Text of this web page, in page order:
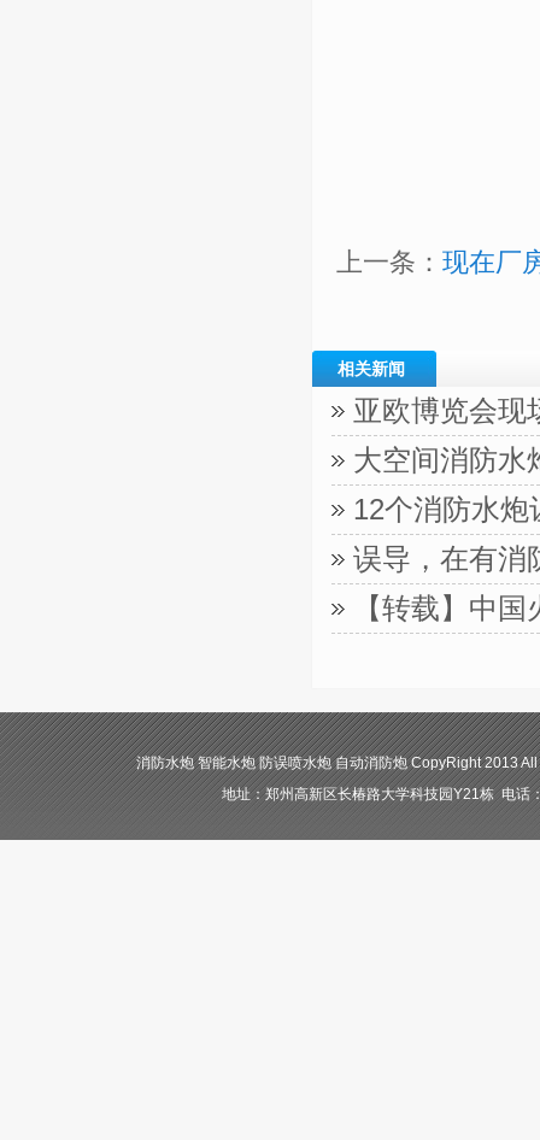
上一条： 现在厂
相关新闻
亚欧博览会现
大空间消防水
12个消防水
误导，在有消
【转载】中
消防水炮 智能水炮 防误喷水炮 自动消防炮 CopyRight 2013
地址：郑州高新区长椿路大学科技园Y21栋 电